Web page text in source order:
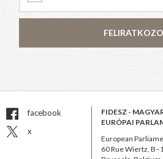
facebook
x
FIDESZ -
EURÓPAI
European
60 Rue Wiertz,